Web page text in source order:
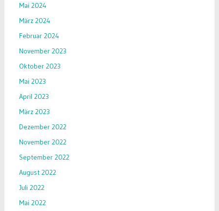
Mai 2024
März 2024
Februar 2024
November 2023
Oktober 2023
Mai 2023
April 2023
März 2023
Dezember 2022
November 2022
September 2022
August 2022
Juli 2022
Mai 2022